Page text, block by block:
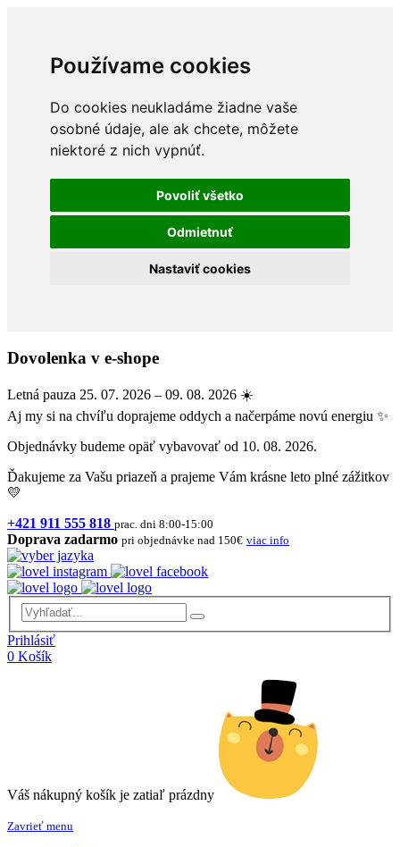
Používame cookies
Do cookies neukladáme žiadne vaše
osobné údaje, ale ak chcete, môžete
niektoré z nich vypnúť.
Povoliť všetko
Odmietnuť
Nastaviť cookies
Dovolenka v e-shope
Letná pauza 25. 07. 2026 – 09. 08. 2026 ☀️
Aj my si na chvíľu doprajeme oddych a načerpáme novú energiu ✨
Objednávky budeme opäť vybavovať od 10. 08. 2026.
Ďakujeme za Vašu priazeň a prajeme Vám krásne leto plné zážitkov
💛
+421 911 555 818 prac. dni 8:00-15:00
Doprava zadarmo pri objednávke nad 150€ viac info
Prihlásiť
0 Košík
Váš nákupný košík je zatiaľ prázdny
Zavrieť menu